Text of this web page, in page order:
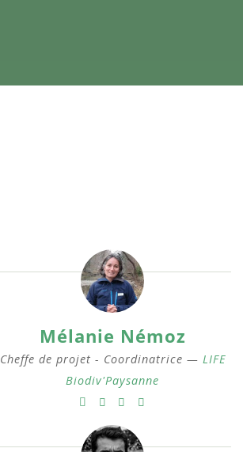
Mélanie Némoz
Cheffe de projet - Coordinatrice — LIFE
Biodiv'Paysanne